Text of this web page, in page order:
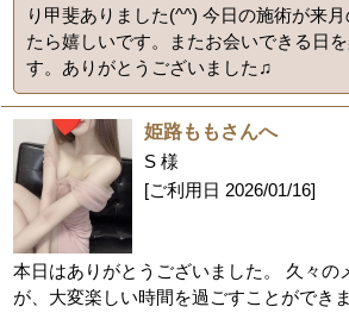
り甲斐ありました(^^) 今日の施術が来
たら嬉しいです。またお会いできる日
す。ありがとうございました♫
姫路ももさんへ
S 様
[ご利用日 2026/01/16]
本日はありがとうございました。 久々の
が、大変楽しい時間を過ごすことができ